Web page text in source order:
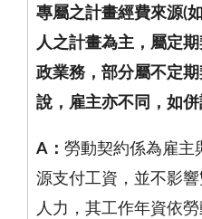
專屬之計畫經費來源(
人之計畫為主，屬定
政業務，部分屬不定
說，雇主亦不同，如
A ： 勞動契約係為雇主
源支付工資，並不影
人力，其工作年資依